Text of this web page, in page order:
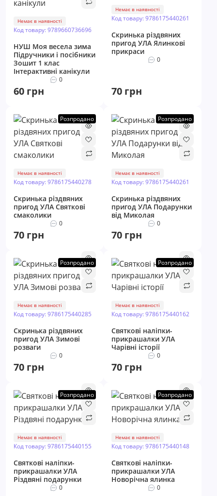
Немає в наявності
Код товару: 9789660736696
НУШ Моя весела зима
Пiдручники i посiбники
Зошит 1 клас
Інтерактивні канікули
0
60 грн
Немає в наявності
Код товару: 9786175440261
Скринька різдвяних
пригод УЛА Ялинкові
прикраси
0
70 грн
Розпродано
Немає в наявності
Код товару: 9786175440278
Скринька різдвяних
пригод УЛА Святкові
смаколики
0
70 грн
Розпродано
Немає в наявності
Код товару: 9786175440261
Скринька різдвяних
пригод УЛА Подарунки
від Миколая
0
70 грн
Розпродано
Немає в наявності
Код товару: 9786175440285
Скринька різдвяних
пригод УЛА Зимові
розваги
0
70 грн
Розпродано
Немає в наявності
Код товару: 9786175440162
Святкові наліпки-
прикрашалки УЛА
Чарівні історії
0
70 грн
Розпродано
Немає в наявності
Код товару: 9786175440155
Святкові наліпки-
прикрашалки УЛА
Різдвяні подарунки
0
Розпродано
Немає в наявності
Код товару: 9786175440148
Святкові наліпки-
прикрашалки УЛА
Новорічна ялинка
0